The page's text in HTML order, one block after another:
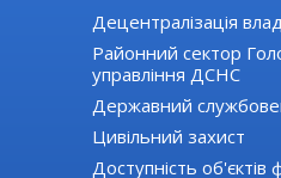
Децентралізація
Районний сектор
управління ДСНС
Державний
Цивільний захист
Доступність об'єктів